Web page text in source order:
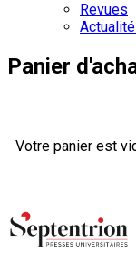
Revues
Panier
Votre panier est